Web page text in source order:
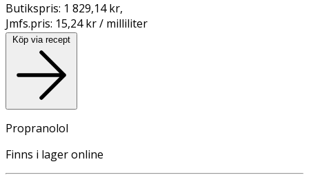
Butikspris: 1 829,14 kr,
Jmfs.pris: 15,24 kr / milliliter
Köp via recept
Propranolol
Finns i lager online